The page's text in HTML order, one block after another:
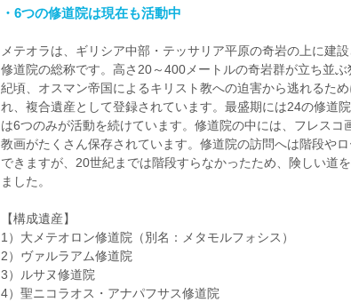
・6つの修道院は現在も活動中
メテオラは、ギリシア中部・テッサリア平原の奇岩の上に建
修道院の総称です。高さ20～400メートルの奇岩群が立ち並
紀頃、オスマン帝国によるキリスト教への迫害から逃れるた
れ、複合遺産として登録されています。最盛期には24の修道
は6つのみが活動を続けています。修道院の中には、フレスコ
教画がたくさん保存されています。修道院の訪問へは階段や
できますが、20世紀までは階段すらなかったため、険しい道
ました。
【構成遺産】
1）大メテオロン修道院（別名：メタモルフォシス）
2）ヴァルラアム修道院
3）ルサヌ修道院
4）聖ニコラオス・アナパフサス修道院